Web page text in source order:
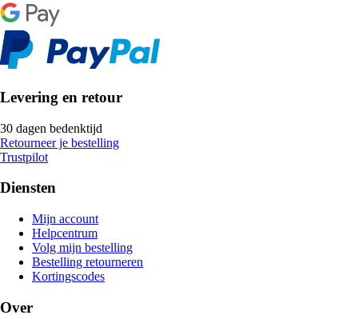
Levering en retour
30 dagen bedenktijd
Retourneer je bestelling
Trustpilot
Diensten
Mijn account
Helpcentrum
Volg mijn bestelling
Bestelling retourneren
Kortingscodes
Over